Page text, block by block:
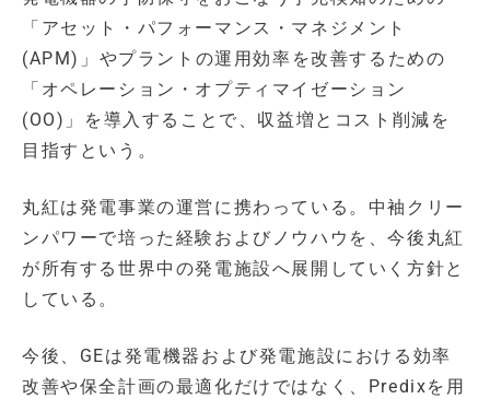
「アセット・パフォーマンス・マネジメント
(APM)」やプラントの運用効率を改善するための
「オペレーション・オプティマイゼーション
(OO)」を導入することで、収益増とコスト削減を
目指すという。
丸紅は発電事業の運営に携わっている。中袖クリー
ンパワーで培った経験およびノウハウを、今後丸紅
が所有する世界中の発電施設へ展開していく方針と
している。
今後、GEは発電機器および発電施設における効率
改善や保全計画の最適化だけではなく、Predixを用